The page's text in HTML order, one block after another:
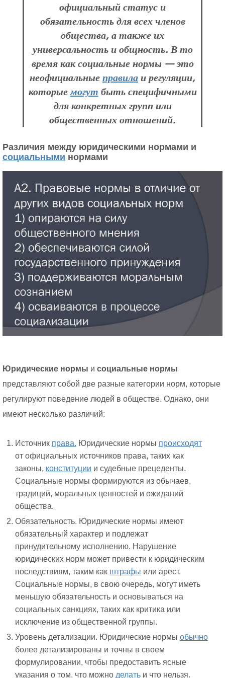
официальный статус и
обязательность для всех членов
общества, а также их
универсальность и общность. В то
время как социальные нормы — это
неофициальныеправилаи регуляции,
которыемогут быть специфичными
для конкретных групп или
общественных отношений.
Различия между юридическими нормами и
социальными нормами
Юридические нормы и социальные нормы
представляют собой две разные категории норм, которые
регулируют поведение людей в обществе. Однако, они
имеют несколько различий:
Источник права. Юридические нормы происходят
от официальных источников права, таких как
законы, конституции и судебные прецеденты.
Социальные нормы формируются из обычаев,
традиций, моральных ценностей и ожиданий
общества.
Обязательность. Юридические нормы имеют
обязательный характер и подлежат
принудительному исполнению. Нарушение
юридических норм может привести к юридическим
последствиям, таким как штрафы или арест.
Социальные нормы, в свою очередь, могут иметь
меньшую обязательность и основываться на
социальных санкциях, таких как критика или
исключение из общественной группы.
Уровень детализации. Юридические нормы обычно
более детализированы и точны в своем
формулировании, чтобы предоставить ясные
указания о том, что можно делать и что нельзя.